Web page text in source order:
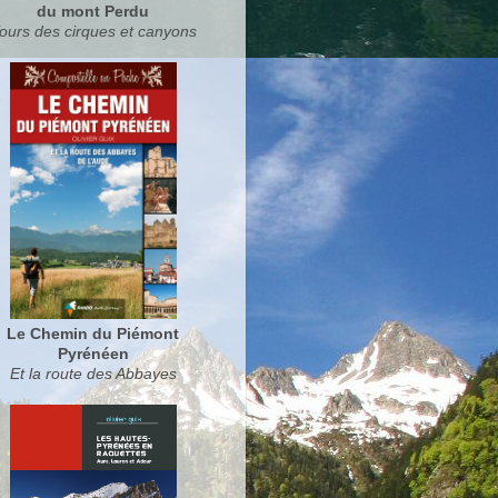
du mont Perdu
des cirques et canyons
Le Chemin du Piémont
Pyrénéen
Et la route des Abbayes